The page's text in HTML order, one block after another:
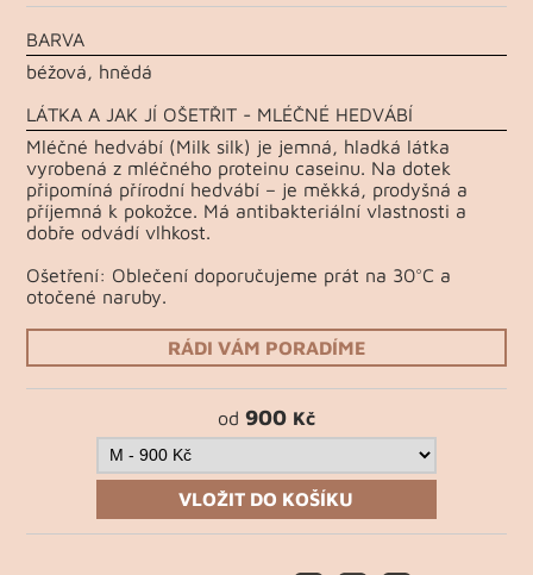
BARVA
béžová, hnědá
LÁTKA A JAK JÍ OŠETŘIT - MLÉČNÉ HEDVÁBÍ
Mléčné hedvábí (Milk silk) je jemná, hladká látka
vyrobená z mléčného proteinu caseinu. Na dotek
připomíná přírodní hedvábí – je měkká, prodyšná a
příjemná k pokožce. Má antibakteriální vlastnosti a
dobře odvádí vlhkost.
Ošetření: Oblečení doporučujeme prát na 30°C a
otočené naruby.
RÁDI VÁM PORADÍME
od 900 Kč
VLOŽIT DO KOŠÍKU